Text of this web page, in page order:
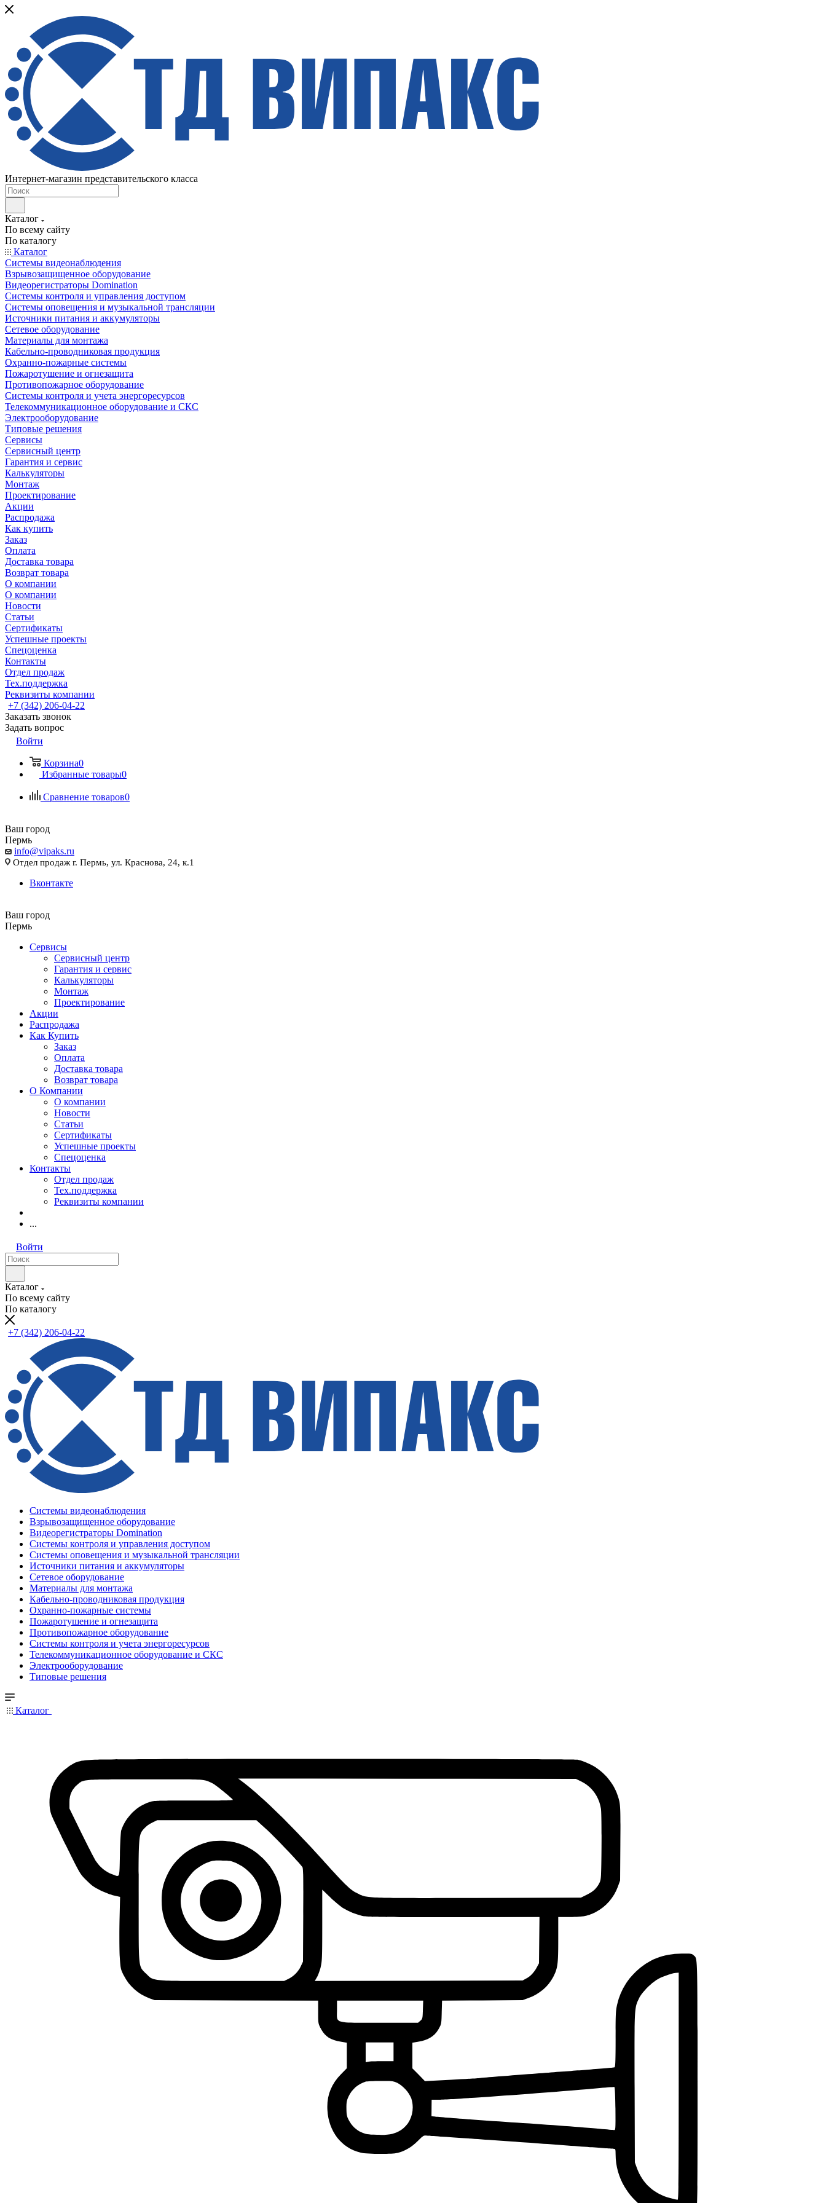
Интернет-магазин представительского класса
Каталог
По всему сайту
По каталогу
Каталог
Системы видеонаблюдения
Взрывозащищенное оборудование
Видеорегистраторы Domination
Системы контроля и управления доступом
Системы оповещения и музыкальной трансляции
Источники питания и аккумуляторы
Сетевое оборудование
Материалы для монтажа
Кабельно-проводниковая продукция
Охранно-пожарные системы
Пожаротушение и огнезащита
Противопожарное оборудование
Системы контроля и учета энергоресурсов
Телекоммуникационное оборудование и СКС
Электрооборудование
Типовые решения
Сервисы
Сервисный центр
Гарантия и сервис
Калькуляторы
Монтаж
Проектирование
Акции
Распродажа
Как купить
Заказ
Оплата
Доставка товара
Возврат товара
О компании
О компании
Новости
Статьи
Сертификаты
Успешные проекты
Спецоценка
Контакты
Отдел продаж
Тех.поддержка
Реквизиты компании
+7 (342) 206-04-22
Заказать звонок
Задать вопрос
Войти
Корзина0
Избранные товары0
Сравнение товаров0
Ваш город
Пермь
info@vipaks.ru
Отдел продаж г. Пермь, ул. Краснова, 24, к.1
Вконтакте
Ваш город
Пермь
Сервисы
Сервисный центр
Гарантия и сервис
Калькуляторы
Монтаж
Проектирование
Акции
Распродажа
Как Купить
Заказ
Оплата
Доставка товара
Возврат товара
О Компании
О компании
Новости
Статьи
Сертификаты
Успешные проекты
Спецоценка
Контакты
Отдел продаж
Тех.поддержка
Реквизиты компании
...
Войти
Каталог
По всему сайту
По каталогу
+7 (342) 206-04-22
Системы видеонаблюдения
Взрывозащищенное оборудование
Видеорегистраторы Domination
Системы контроля и управления доступом
Системы оповещения и музыкальной трансляции
Источники питания и аккумуляторы
Сетевое оборудование
Материалы для монтажа
Кабельно-проводниковая продукция
Охранно-пожарные системы
Пожаротушение и огнезащита
Противопожарное оборудование
Системы контроля и учета энергоресурсов
Телекоммуникационное оборудование и СКС
Электрооборудование
Типовые решения
Каталог